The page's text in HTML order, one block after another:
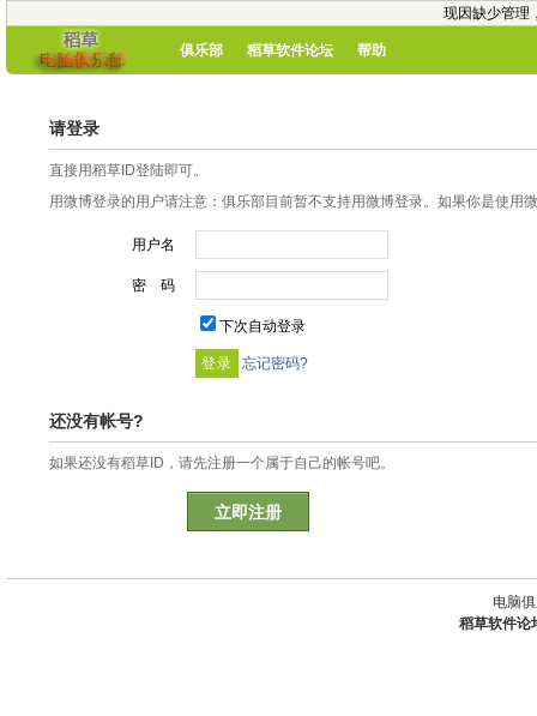
现因缺少管理
俱乐部 稻草软件论坛 帮助
请登录
直接用稻草ID登陆即可。
用微博登录的用户请注意：俱乐部目前暂不支持用微博登录。如果你是使用
用户名
密 码
下次自动登录
忘记密码?
还没有帐号?
如果还没有稻草ID，请先注册一个属于自己的帐号吧。
立即注册
电脑
稻草软件论